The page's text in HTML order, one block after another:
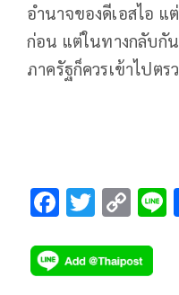
อำนาจของดีเอสไอ แ
ก่อน แต่ในทางกลับกั
ภาครัฐก็ควรเข้าไปตร
F
e
T
tt
C
p